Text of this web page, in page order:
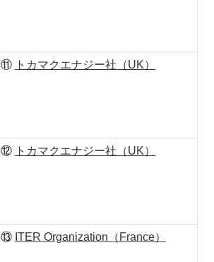
⑪ トカマクエナジー社（UK）
⑫ トカマクエナジー社（UK）
⑬ ITER Organization（France）